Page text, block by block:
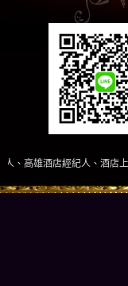
經紀人、酒店上班、酒店